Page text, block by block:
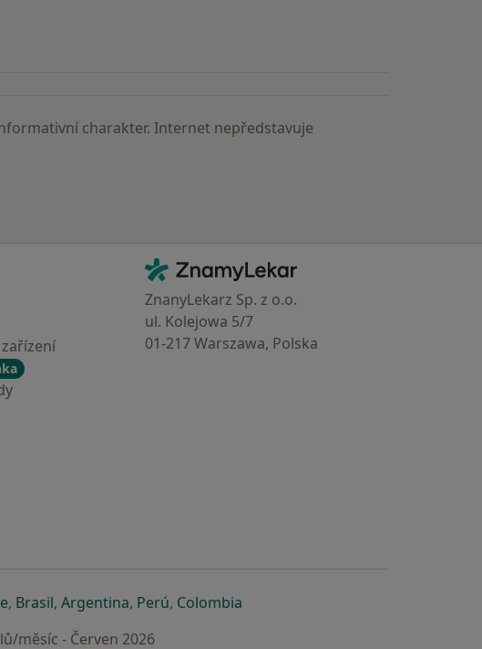
charakter. Internet nepředstavuje
Kontakt
ZnamyLekar - Hlavní stránka
ZnanyLekarz Sp. z o.o.
ul. Kolejowa 5/7
01-217 Warszawa, Polska
záložce
v nové záložce
se otevře v nové záložce
, Brasilse otevře v nové záložce
, Argentinase otevře v nové záložce
, Perúse otevře v nové záložce
, Colombiase otevře v nové záložce
měsíc - Červen 2026